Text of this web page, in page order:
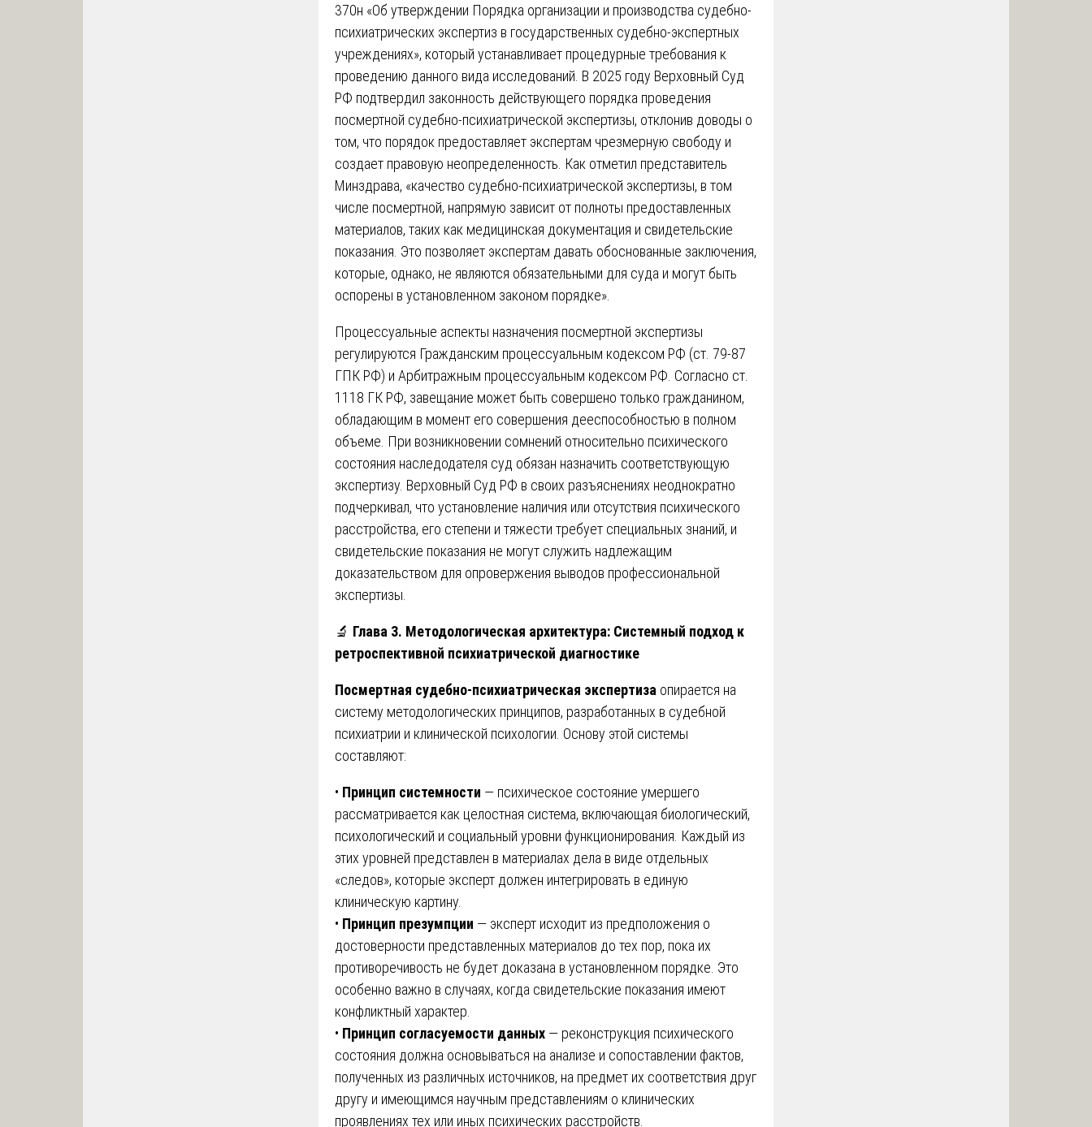
370н «Об утверждении Порядка организации и производства судебно-
психиатрических экспертиз в государственных судебно-экспертных
учреждениях», который устанавливает процедурные требования к
проведению данного вида исследований. В 2025 году Верховный Суд
РФ подтвердил законность действующего порядка проведения
посмертной судебно-психиатрической экспертизы, отклонив доводы о
том, что порядок предоставляет экспертам чрезмерную свободу и
создает правовую неопределенность. Как отметил представитель
Минздрава, «качество судебно-психиатрической экспертизы, в том
числе посмертной, напрямую зависит от полноты предоставленных
материалов, таких как медицинская документация и свидетельские
показания. Это позволяет экспертам давать обоснованные заключения,
которые, однако, не являются обязательными для суда и могут быть
оспорены в установленном законом порядке».
Процессуальные аспекты назначения посмертной экспертизы
регулируются Гражданским процессуальным кодексом РФ (ст. 79-87
ГПК РФ) и Арбитражным процессуальным кодексом РФ. Согласно ст.
1118 ГК РФ, завещание может быть совершено только гражданином,
обладающим в момент его совершения дееспособностью в полном
объеме. При возникновении сомнений относительно психического
состояния наследодателя суд обязан назначить соответствующую
экспертизу. Верховный Суд РФ в своих разъяснениях неоднократно
подчеркивал, что установление наличия или отсутствия психического
расстройства, его степени и тяжести требует специальных знаний, и
свидетельские показания не могут служить надлежащим
доказательством для опровержения выводов профессиональной
экспертизы.
🔬 Глава 3. Методологическая архитектура: Системный подход к
ретроспективной психиатрической диагностике
Посмертная судебно-психиатрическая экспертиза опирается на
систему методологических принципов, разработанных в судебной
психиатрии и клинической психологии. Основу этой системы
составляют:
• Принцип системности — психическое состояние умершего
рассматривается как целостная система, включающая биологический,
психологический и социальный уровни функционирования. Каждый из
этих уровней представлен в материалах дела в виде отдельных
«следов», которые эксперт должен интегрировать в единую
клиническую картину.
• Принцип презумпции — эксперт исходит из предположения о
достоверности представленных материалов до тех пор, пока их
противоречивость не будет доказана в установленном порядке. Это
особенно важно в случаях, когда свидетельские показания имеют
конфликтный характер.
• Принцип согласуемости данных — реконструкция психического
состояния должна основываться на анализе и сопоставлении фактов,
полученных из различных источников, на предмет их соответствия друг
другу и имеющимся научным представлениям о клинических
проявлениях тех или иных психических расстройств.